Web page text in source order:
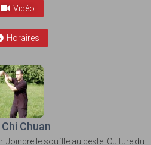
Vidéo
Horaires
Chuan
Joindre le souffle au geste. Culture du